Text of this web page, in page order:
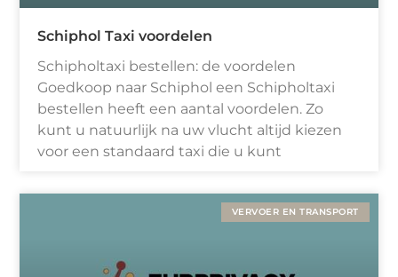
Schiphol Taxi voordelen
Schipholtaxi bestellen: de voordelen
Goedkoop naar Schiphol een Schipholtaxi
bestellen heeft een aantal voordelen. Zo
kunt u natuurlijk na uw vlucht altijd kiezen
voor een standaard taxi die u kunt
VERVOER EN TRANSPORT